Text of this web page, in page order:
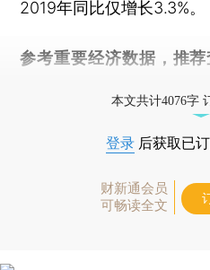
2019年同比仅增长3.3%。
参考重要经济数据，推荐
本文共计4076字
登录 后获取已
财新通会员
可畅读全文